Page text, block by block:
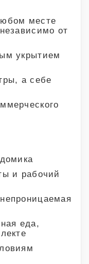
месте
от
укрытием
а себе
и рабочий
еда,